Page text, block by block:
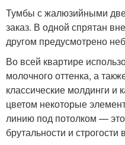
Тумбы с жалюзийными
заказ. В одной спрятан
другом предусмотрено
Во всей квартире
молочного оттенка, а
классические молдинги и
цветом некоторые
линию под потолком —
брутальности и строгости